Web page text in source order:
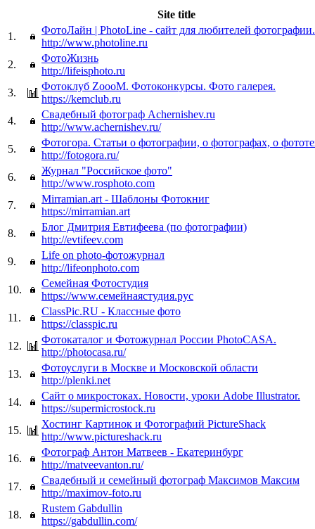
Site title
1.
ФотоЛайн | PhotoLine - сайт для любителей фотографии.
http://www.photoline.ru
2.
ФотоЖизнь
http://lifeisphoto.ru
3.
Фотоклуб ZoooM. Фотоконкурсы. Фото галерея.
https://kemclub.ru
4.
Свадебный фотограф Аchernishev.ru
http://www.achernishev.ru/
5.
Фотогора. Статьи о фотографии, о фотографах, о
http://fotogora.ru/
6.
Журнал "Российское фото"
http://www.rosphoto.com
7.
Mirramian.art - Шаблоны Фотокниг
https://mirramian.art
8.
Блог Дмитрия Евтифеева (по фотографии)
http://evtifeev.com
9.
Life on photo-фотожурнал
http://lifeonphoto.com
10.
Семейная Фотостудия
https://www.семейнаястудия.рус
11.
ClassPic.RU - Классные фото
https://classpic.ru
12.
Фотокаталог и Фотожурнал России PhotoCASA.
http://photocasa.ru/
13.
Фотоуслуги в Москве и Московской области
http://plenki.net
14.
Сайт о микростоках. Новости, уроки Adobe Illustrator.
https://supermicrostock.ru
15.
Хостинг Картинок и Фотографий PictureShack
http://www.pictureshack.ru
16.
Фотограф Антон Матвеев - Екатеринбург
http://matveevanton.ru/
17.
Свадебный и семейный фотограф Максимов Максим
http://maximov-foto.ru
18.
Rustem Gabdullin
https://gabdullin.com/